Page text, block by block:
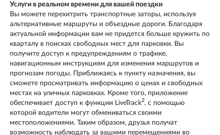
Услуги в реальном времени для вашей поездки
Вы можете перехитрить транспортные заторы, используя
альтернативные маршруты и объездные дороги. Благодаря
актуальной информации вам не придется больше кружить по
кварталу в поисках свободных мест для парковки. Вы
получите доступ к предупреждениям о трафике,
навигационным инструкциям для изменения маршрутов и
прогнозам погоды. Приближаясь к пункту назначения, вы
сможете просматривать информацию о ценах и свободных
местах на уличных парковках. Кроме того, приложение
обеспечивает доступ к функции LiveTrack2, с помощью
которой водители могут обмениваться своими
местоположениями. Таким образом, друзья получат
возможность наблюдать за вашими перемещениями во